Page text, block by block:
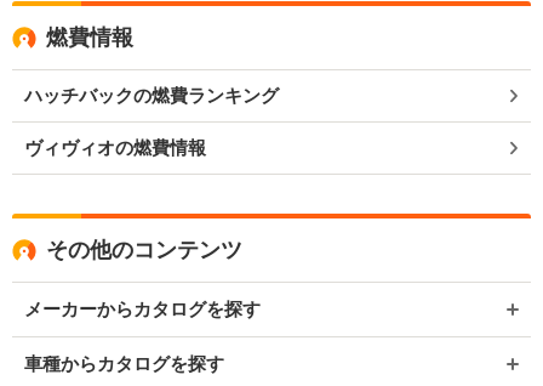
燃費情報
ハッチバックの燃費ランキング
ヴィヴィオの燃費情報
その他のコンテンツ
メーカーからカタログを探す
車種からカタログを探す